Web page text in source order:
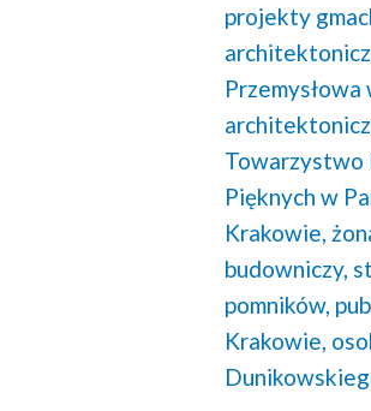
projekty
Przemysłowa
Towarzystwo
Pięknych w
Krakowie,
budowniczy,
pomników,
Krakowie,